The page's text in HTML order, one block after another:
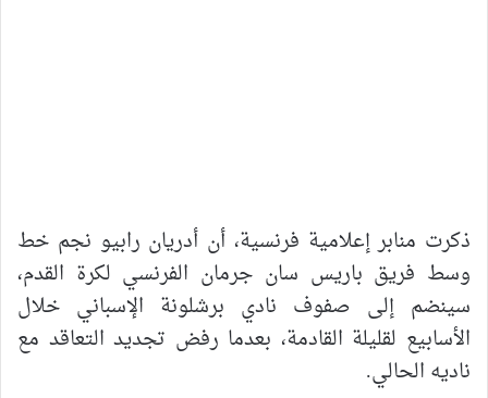
ذكرت منابر إعلامية فرنسية، أن أدريان رابيو نجم خط
وسط فريق باريس سان جرمان الفرنسي لكرة القدم،
سينضم إلى صفوف نادي برشلونة الإسباني خلال
الأسابيع لقليلة القادمة، بعدما رفض تجديد التعاقد مع
ناديه الحالي.